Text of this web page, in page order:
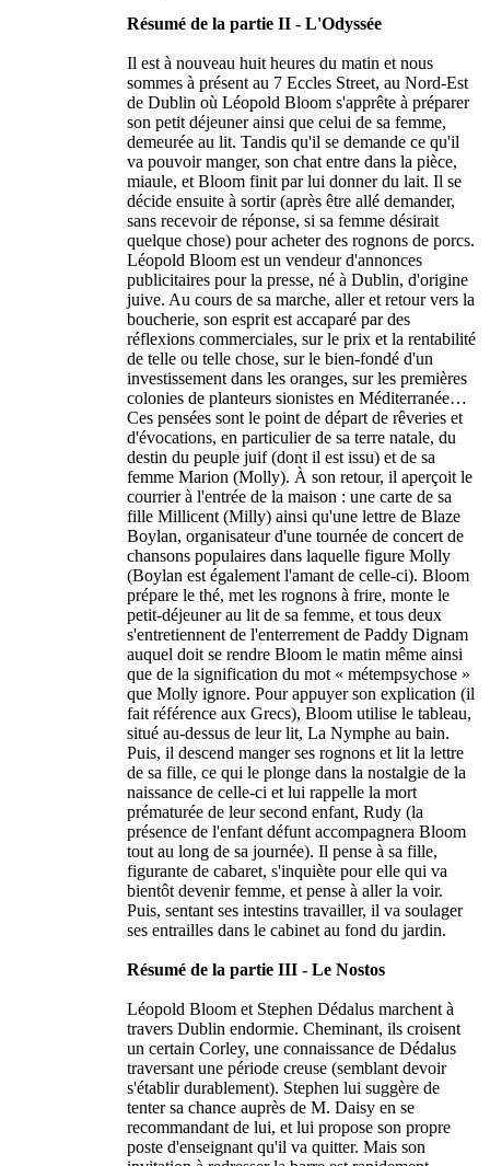
Résumé de la partie II - L'Odyssée
Il est à nouveau huit heures du matin et nous
sommes à présent au 7 Eccles Street, au Nord-Est
de Dublin où Léopold Bloom s'apprête à préparer
son petit déjeuner ainsi que celui de sa femme,
demeurée au lit. Tandis qu'il se demande ce qu'il
va pouvoir manger, son chat entre dans la pièce,
miaule, et Bloom finit par lui donner du lait. Il se
décide ensuite à sortir (après être allé demander,
sans recevoir de réponse, si sa femme désirait
quelque chose) pour acheter des rognons de porcs.
Léopold Bloom est un vendeur d'annonces
publicitaires pour la presse, né à Dublin, d'origine
juive. Au cours de sa marche, aller et retour vers la
boucherie, son esprit est accaparé par des
réflexions commerciales, sur le prix et la rentabilité
de telle ou telle chose, sur le bien-fondé d'un
investissement dans les oranges, sur les premières
colonies de planteurs sionistes en Méditerranée…
Ces pensées sont le point de départ de rêveries et
d'évocations, en particulier de sa terre natale, du
destin du peuple juif (dont il est issu) et de sa
femme Marion (Molly). À son retour, il aperçoit le
courrier à l'entrée de la maison : une carte de sa
fille Millicent (Milly) ainsi qu'une lettre de Blaze
Boylan, organisateur d'une tournée de concert de
chansons populaires dans laquelle figure Molly
(Boylan est également l'amant de celle-ci). Bloom
prépare le thé, met les rognons à frire, monte le
petit-déjeuner au lit de sa femme, et tous deux
s'entretiennent de l'enterrement de Paddy Dignam
auquel doit se rendre Bloom le matin même ainsi
que de la signification du mot « métempsychose »
que Molly ignore. Pour appuyer son explication (il
fait référence aux Grecs), Bloom utilise le tableau,
situé au-dessus de leur lit, La Nymphe au bain.
Puis, il descend manger ses rognons et lit la lettre
de sa fille, ce qui le plonge dans la nostalgie de la
naissance de celle-ci et lui rappelle la mort
prématurée de leur second enfant, Rudy (la
présence de l'enfant défunt accompagnera Bloom
tout au long de sa journée). Il pense à sa fille,
figurante de cabaret, s'inquiète pour elle qui va
bientôt devenir femme, et pense à aller la voir.
Puis, sentant ses intestins travailler, il va soulager
ses entrailles dans le cabinet au fond du jardin.
Résumé de la partie III - Le Nostos
Léopold Bloom et Stephen Dédalus marchent à
travers Dublin endormie. Cheminant, ils croisent
un certain Corley, une connaissance de Dédalus
traversant une période creuse (semblant devoir
s'établir durablement). Stephen lui suggère de
tenter sa chance auprès de M. Daisy en se
recommandant de lui, et lui propose son propre
poste d'enseignant qu'il va quitter. Mais son